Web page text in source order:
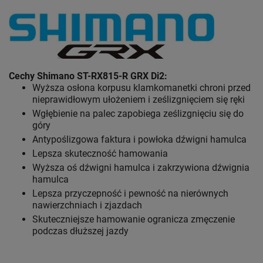
Cechy Shimano ST-RX815-R GRX Di2:
Wyższa osłona korpusu klamkomanetki chroni przed
nieprawidłowym ułożeniem i ześlizgnięciem się ręki
Wgłębienie na palec zapobiega ześlizgnięciu się do
góry
Antypoślizgowa faktura i powłoka dźwigni hamulca
Lepsza skuteczność hamowania
Wyższa oś dźwigni hamulca i zakrzywiona dźwignia
hamulca
Lepsza przyczepność i pewność na nierównych
nawierzchniach i zjazdach
Skuteczniejsze hamowanie ogranicza zmęczenie
podczas dłuższej jazdy